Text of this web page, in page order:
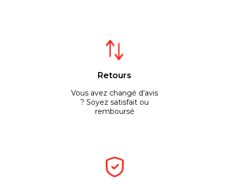
Retours
Vous avez changé d’avis
? Soyez satisfait ou
remboursé